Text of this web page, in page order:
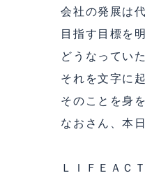
会社の発展は
目指す目標を
どうなってい
それを文字に
そのことを身
なおさん、本
ＬＩＦＥＡＣＴ